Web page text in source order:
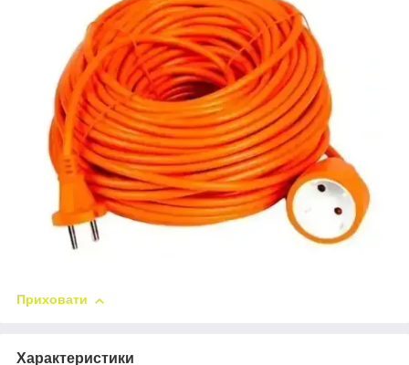
Приховати
Характеристики